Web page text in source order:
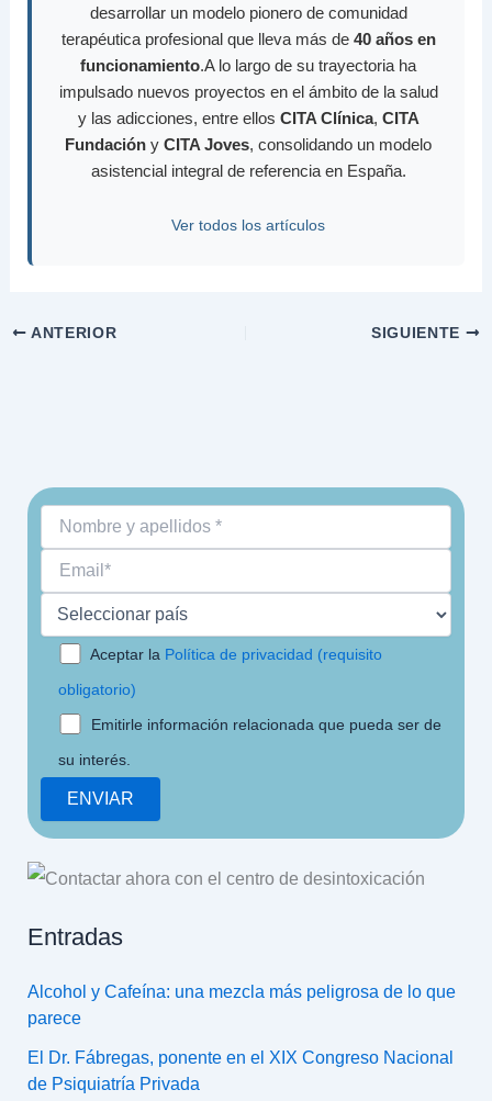
desarrollar un modelo pionero de comunidad
terapéutica profesional que lleva más de 40 años en
funcionamiento.A lo largo de su trayectoria ha
impulsado nuevos proyectos en el ámbito de la salud
y las adicciones, entre ellos CITA Clínica, CITA
Fundación y CITA Joves, consolidando un modelo
asistencial integral de referencia en España.
Ver todos los artículos
ANTERIOR SIGUIENTE
Aceptar la Política de privacidad (requisito
obligatorio)
Emitirle información relacionada que pueda ser de
su interés.
Entradas
Alcohol y Cafeína: una mezcla más peligrosa de lo que
parece
El Dr. Fábregas, ponente en el XIX Congreso Nacional
de Psiquiatría Privada